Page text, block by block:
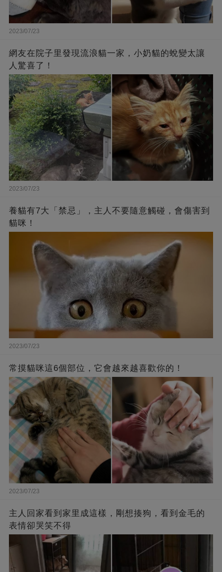
2023/07/23
網友在院子里發現流浪貓一家，小奶貓的蛻變太讓
人驚喜了！
2023/07/23
養貓有7大「禁忌」，主人不要隨意觸碰，會傷害到
貓咪！
2023/07/23
常摸貓咪這6個部位，它會越來越喜歡你的！
2023/07/23
主人回家看到家里成這樣，剛想揍狗，看到金毛的
表情卻哭笑不得